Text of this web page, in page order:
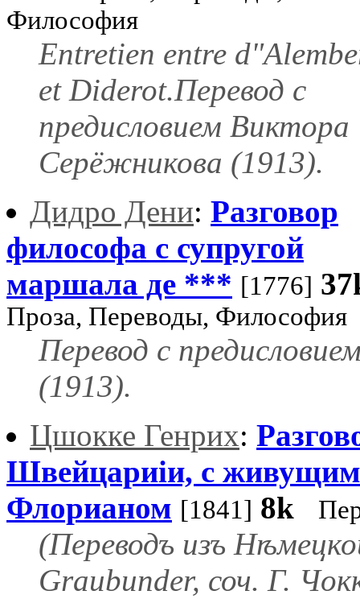
Философия
Entretien entre
et Diderot.Перевод с
предисловием Виктора
Серёжникова (1913).
Дидро Дени: Разговор
философа с супругой
маршала де *** [1776]
Проза, Переводы, Философия
Перевод с
(1913).
Цшокке Генрих:
Швейцариіи, с живущим
Флорианом [1841] 8k
(Переводъ изъ
Graubunder, соч. Г.